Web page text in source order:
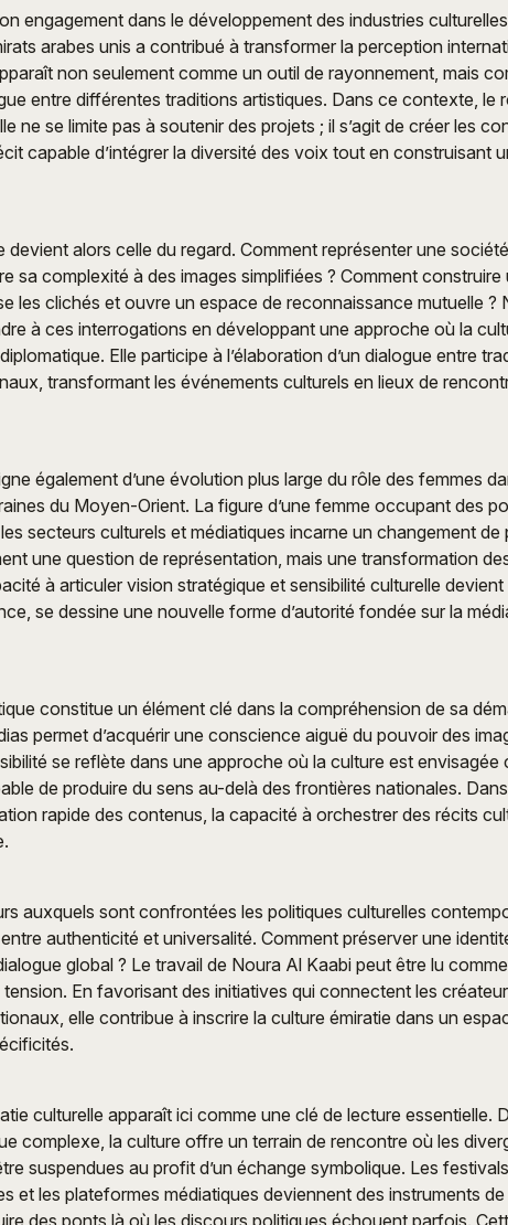
engagement dans le développement des industries
arabes unis a contribué à transformer la perception
non seulement comme un outil de rayonnement, mais
entre différentes traditions artistiques. Dans ce contexte, le
ne se limite pas à soutenir des projets ; il s’agit de créer les
capable d’intégrer la diversité des voix tout en construisant
devient alors celle du regard. Comment représenter une
sa complexité à des images simplifiées ? Comment construire
les clichés et ouvre un espace de reconnaissance mutuelle ?
à ces interrogations en développant une approche où la
Elle participe à l’élaboration d’un dialogue entre
transformant les événements culturels en lieux de
également d’une évolution plus large du rôle des femmes
du Moyen-Orient. La figure d’une femme occupant des
secteurs culturels et médiatiques incarne un changement de
une question de représentation, mais une transformation
à articuler vision stratégique et sensibilité culturelle
se dessine une nouvelle forme d’autorité fondée sur la
constitue un élément clé dans la compréhension de sa
permet d’acquérir une conscience aiguë du pouvoir des
se reflète dans une approche où la culture est envisagée
de produire du sens au-delà des frontières nationales.
rapide des contenus, la capacité à orchestrer des récits
auxquels sont confrontées les politiques culturelles
authenticité et universalité. Comment préserver une
global ? Le travail de Noura Al Kaabi peut être lu
En favorisant des initiatives qui connectent les
elle contribue à inscrire la culture émiratie dans un
culturelle apparaît ici comme une clé de lecture essentielle.
complexe, la culture offre un terrain de rencontre où les
suspendues au profit d’un échange symbolique. Les
et les plateformes médiatiques deviennent des instruments